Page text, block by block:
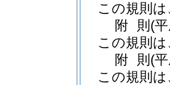
この規則
附 則 (
この規則
附 則 (
この規則